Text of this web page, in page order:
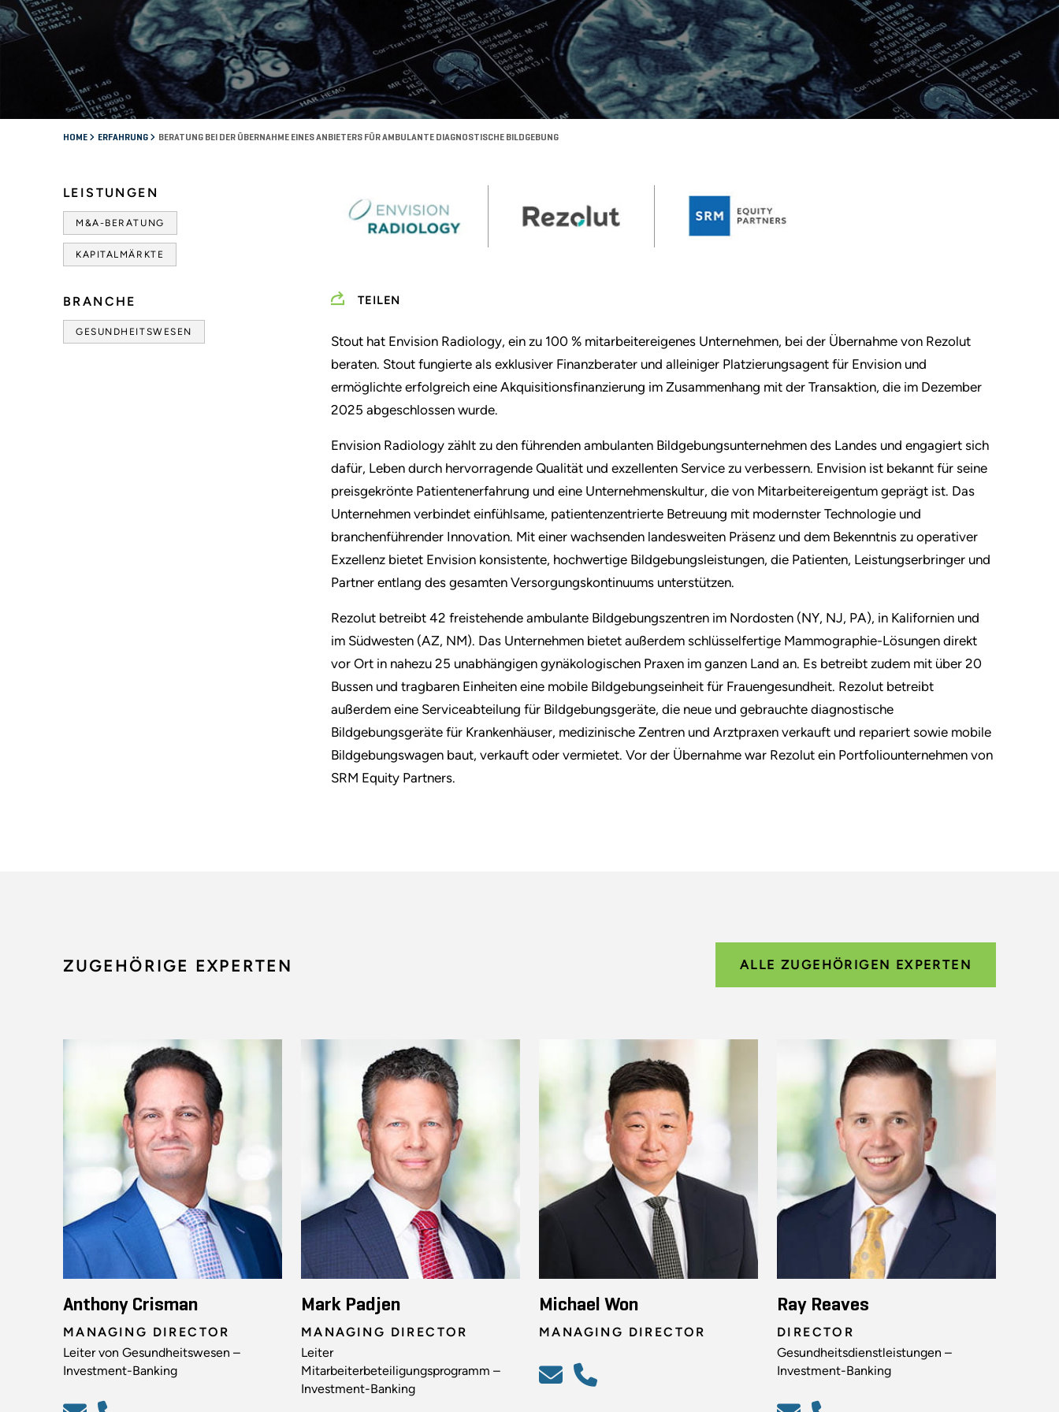
HOME ERFAHRUNG BERATUNG BEI DER ÜBERNAHME EINES ANBIETERS FÜR AMBULANTE DIAGNOSTISCHE BILDGEBUNG
LEISTUNGEN
M&A-BERATUNG
KAPITALMÄRKTE
BRANCHE
GESUNDHEITSWESEN
TEILEN
Stout hat Envision Radiology, ein zu 100 % mitarbeitereigenes Unternehmen, bei der Übernahme von Rezolut
beraten. Stout fungierte als exklusiver Finanzberater und alleiniger Platzierungsagent für Envision und
ermöglichte erfolgreich eine Akquisitionsfinanzierung im Zusammenhang mit der Transaktion, die im Dezember
2025 abgeschlossen wurde.
Envision Radiology zählt zu den führenden ambulanten Bildgebungsunternehmen des Landes und engagiert sich
dafür, Leben durch hervorragende Qualität und exzellenten Service zu verbessern. Envision ist bekannt für seine
preisgekrönte Patientenerfahrung und eine Unternehmenskultur, die von Mitarbeitereigentum geprägt ist. Das
Unternehmen verbindet einfühlsame, patientenzentrierte Betreuung mit modernster Technologie und
branchenführender Innovation. Mit einer wachsenden landesweiten Präsenz und dem Bekenntnis zu operativer
Exzellenz bietet Envision konsistente, hochwertige Bildgebungsleistungen, die Patienten, Leistungserbringer und
Partner entlang des gesamten Versorgungskontinuums unterstützen.
Rezolut betreibt 42 freistehende ambulante Bildgebungszentren im Nordosten (NY, NJ, PA), in Kalifornien und
im Südwesten (AZ, NM). Das Unternehmen bietet außerdem schlüsselfertige Mammographie-Lösungen direkt
vor Ort in nahezu 25 unabhängigen gynäkologischen Praxen im ganzen Land an. Es betreibt zudem mit über 20
Bussen und tragbaren Einheiten eine mobile Bildgebungseinheit für Frauengesundheit. Rezolut betreibt
außerdem eine Serviceabteilung für Bildgebungsgeräte, die neue und gebrauchte diagnostische
Bildgebungsgeräte für Krankenhäuser, medizinische Zentren und Arztpraxen verkauft und repariert sowie mobile
Bildgebungswagen baut, verkauft oder vermietet. Vor der Übernahme war Rezolut ein Portfoliounternehmen von
SRM Equity Partners.
ZUGEHÖRIGE EXPERTEN ALLE ZUGEHÖRIGEN EXPERTEN
Anthony Crisman
MANAGING DIRECTOR
Leiter von Gesundheitswesen –
Investment-Banking
Mark Padjen
MANAGING DIRECTOR
Leiter
Mitarbeiterbeteiligungsprogramm –
Investment-Banking
Michael Won
MANAGING DIRECTOR
Ray Reaves
DIRECTOR
Gesundheitsdienstleistungen –
Investment-Banking